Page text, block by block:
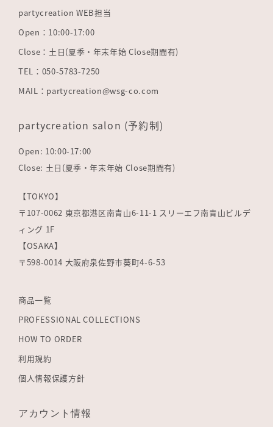
partycreation WEB担当
Open：10:00-17:00
Close：土日(夏季・年末年始 Close期間有)
TEL：050-5783-7250
MAIL：partycreation@wsg-co.com
partycreation salon (予約制)
Open: 10:00-17:00
Close: 土日(夏季・年末年始 Close期間有)
【TOKYO】
〒107-0062 東京都港区南青山6-11-1 スリーエフ南青山ビルデ
ィング 1F
【OSAKA】
〒598-0014 大阪府泉佐野市葵町4-6-53
商品一覧
PROFESSIONAL COLLECTIONS
HOW TO ORDER
利用規約
個人情報保護方針
アカウント情報